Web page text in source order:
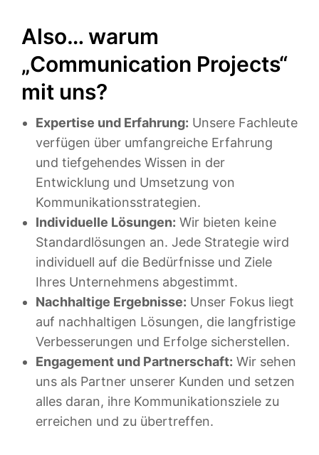
Also… warum
„Communication Projects“
mit uns?
Expertise und Erfahrung: Unsere Fachleute
verfügen über umfangreiche Erfahrung
und tiefgehendes Wissen in der
Entwicklung und Umsetzung von
Kommunikationsstrategien.
Individuelle Lösungen: Wir bieten keine
Standardlösungen an. Jede Strategie wird
individuell auf die Bedürfnisse und Ziele
Ihres Unternehmens abgestimmt.
Nachhaltige Ergebnisse: Unser Fokus liegt
auf nachhaltigen Lösungen, die langfristige
Verbesserungen und Erfolge sicherstellen.
Engagement und Partnerschaft: Wir sehen
uns als Partner unserer Kunden und setzen
alles daran, ihre Kommunikationsziele zu
erreichen und zu übertreffen.